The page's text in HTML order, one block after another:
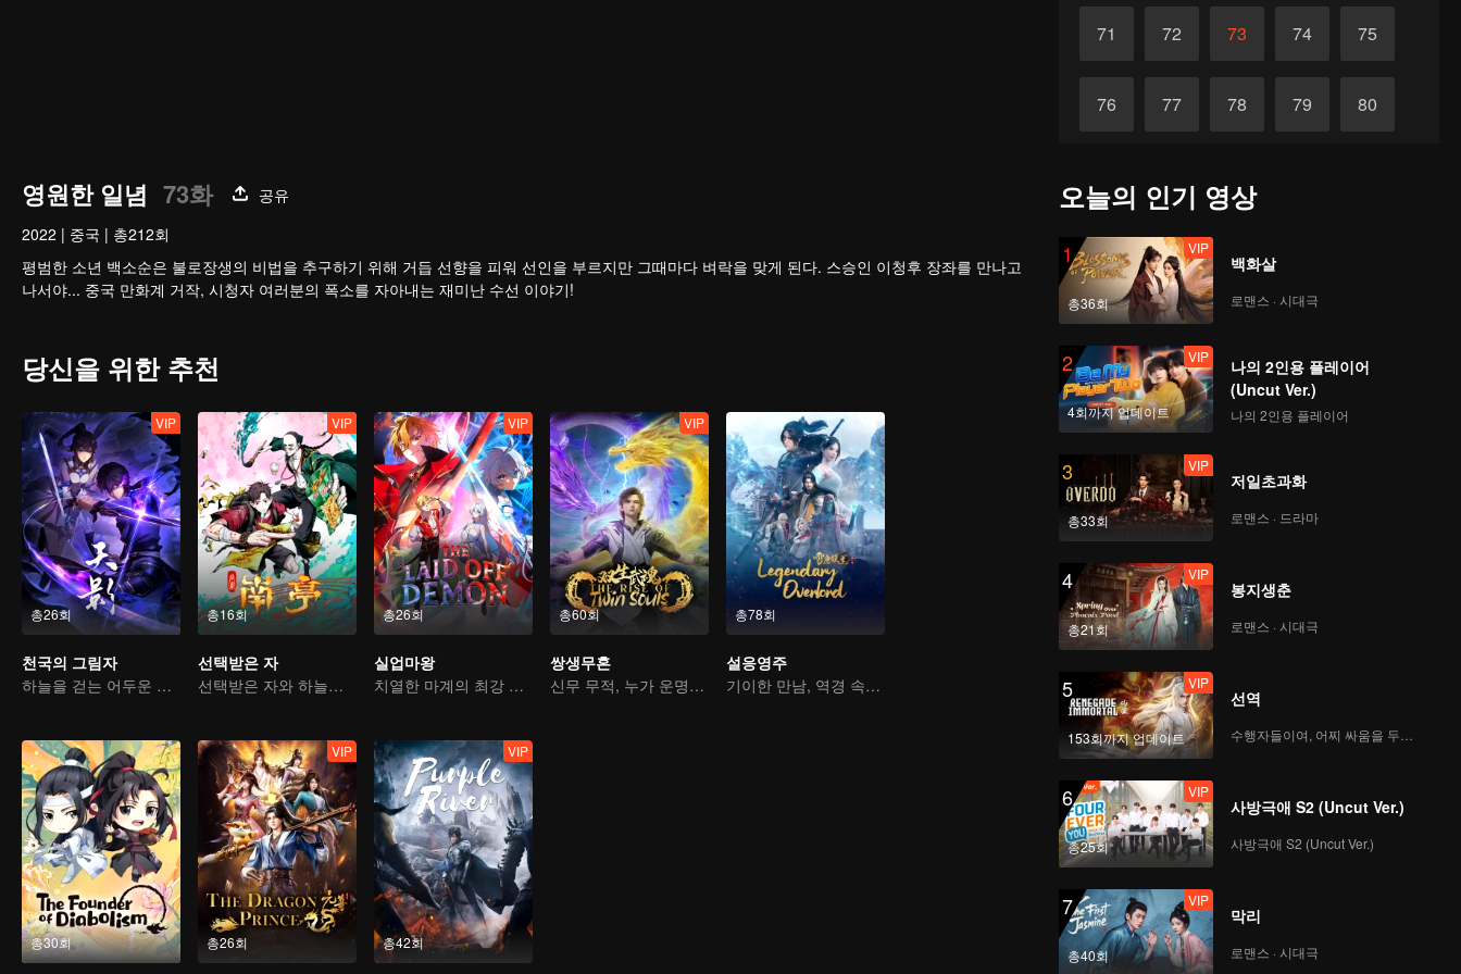
71 72 73 74 75
76 77 78 79 80
86 87
영원한 일념 73화
공유
2022 | 중국 | 총212회
평범한 소년 백소순은 불로장생의 비법을 추구하기 위해 거듭 선향을 피워 선인을 부르지만 그때마다 벼락을 맞게 된다. 스승인 이청후 장좌를 만나고
나서야... 중국 만화계 거작, 시청자 여러분의 폭소를 자아내는 재미난 수선 이야기!
당신을 위한 추천
총26회
VIP
천국의 그림자
하늘을 걷는 어두운 그림자, 혼을 불태워 마음을 지키다
총16회
VIP
선택받은 자
선택받은 자와 하늘을 여는 자, 지금 싸운다
총26회
VIP
실업마왕
치열한 마계의 최강 마왕
총60회
VIP
쌍생무혼
신무 무적, 누가 운명을 지배하나
총78회
설응영주
기이한 만남, 역경 속에서 다시 살아난 소년
총30회 총26회
VIP
총42회
VIP
오늘의 인기 영상
1
총36회
VIP
백화살
로맨스 · 시대극
2
4회까지 업데이트
VIP
나의 2인용 플레이어
(Uncut Ver.)
나의 2인용 플레이어
3
총33회
VIP
저일초과화
로맨스 · 드라마
4
총21회
VIP
봉지생춘
로맨스 · 시대극
5
153회까지 업데이트
VIP
선역
6
총25회
VIP
사방극애 S2 (Uncut Ver.)
사방극애 S2 (Uncut Ver.)
7
총40회
VIP
막리
로맨스 · 시대극